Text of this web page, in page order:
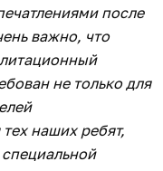
после
важно, что
не только для
наших ребят,